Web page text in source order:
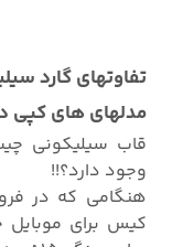
مدلهای های کپی در
قاب سیلیکونی
وجود دارد؟!!
هنگامی که در
کیس برای موبایل